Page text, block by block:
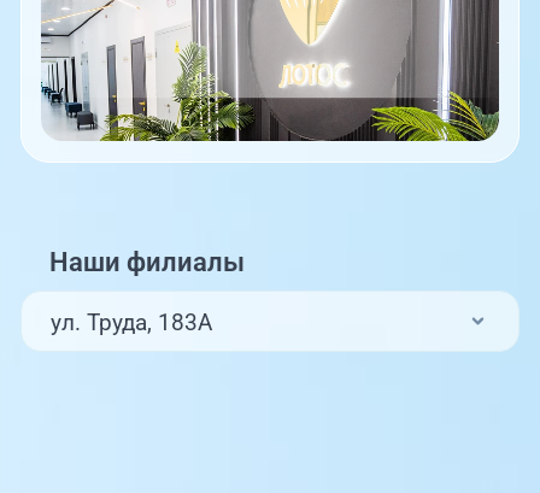
Наши филиалы
ул. Труда, 183А